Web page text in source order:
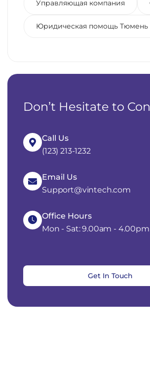
Управляющая компания
Юридическая помощь Тюмень
Don’t Hesitate to
Call Us
(123) 213-1232
Email Us
Support@vintech.com
Office Hours
Mon - Sat: 9.00am - 4.00pm